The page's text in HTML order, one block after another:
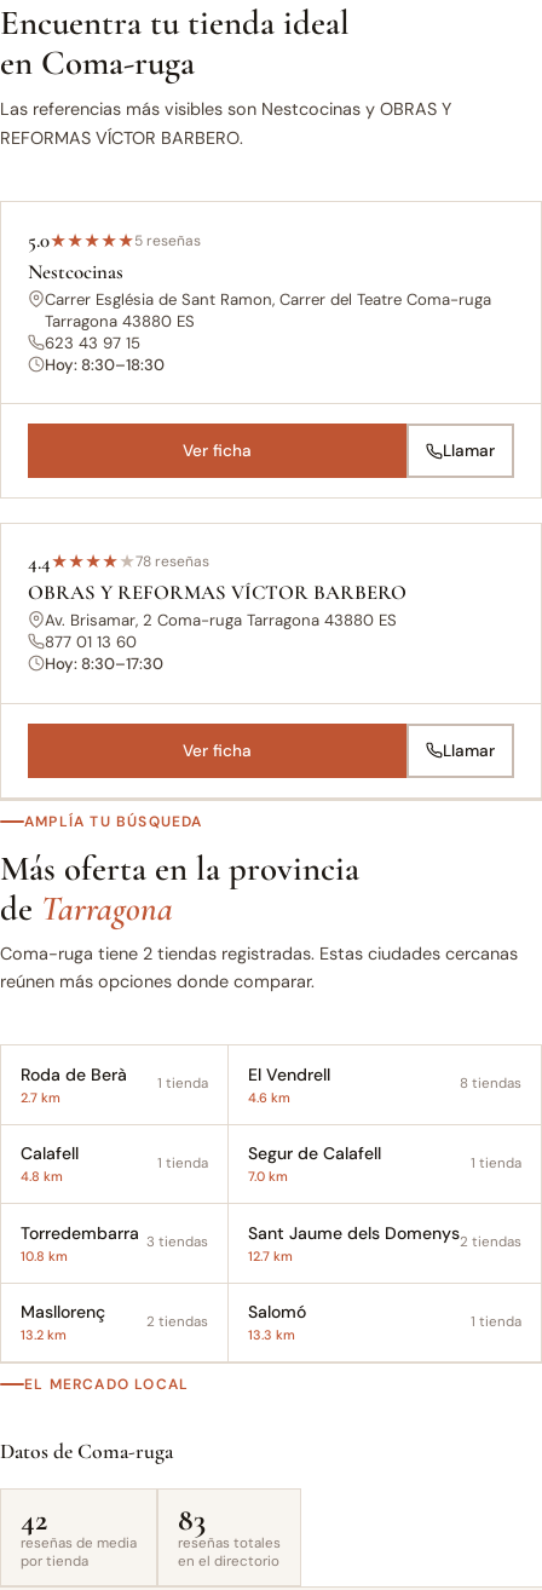
Encuentra tu tienda ideal
en Coma-ruga
Las referencias más visibles son Nestcocinas y OBRAS Y
REFORMAS VÍCTOR BARBERO.
5.0★★★★★5 reseñas
Nestcocinas
Carrer Església de Sant Ramon, Carrer del Teatre Coma-ruga
Tarragona 43880 ES
623 43 97 15
Hoy: 8:30–18:30
Ver ficha Llamar
4.4★★★★★78 reseñas
OBRAS Y REFORMAS VÍCTOR BARBERO
Av. Brisamar, 2 Coma-ruga Tarragona 43880 ES
877 01 13 60
Hoy: 8:30–17:30
Ver ficha Llamar
AMPLÍA TU BÚSQUEDA
Más oferta en la provincia
de Tarragona
Coma-ruga tiene 2 tiendas registradas. Estas ciudades cercanas
reúnen más opciones donde comparar.
Roda de Berà
2.7 km
1 tienda El Vendrell
4.6 km
8 tiendas
Calafell
4.8 km
1 tienda Segur de Calafell
7.0 km
1 tienda
Torredembarra
10.8 km
3 tiendas Sant Jaume dels Domenys
12.7 km
2 tiendas
Masllorenç
13.2 km
2 tiendas Salomó
13.3 km
1 tienda
EL MERCADO LOCAL
Datos de Coma-ruga
42
reseñas de media
por tienda
83
reseñas totales
en el directorio